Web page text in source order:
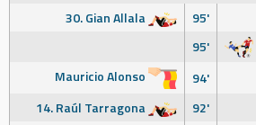
30. Gian Allala
95'
95'
Mauricio Alonso
94'
14. Raúl Tarragona
92'